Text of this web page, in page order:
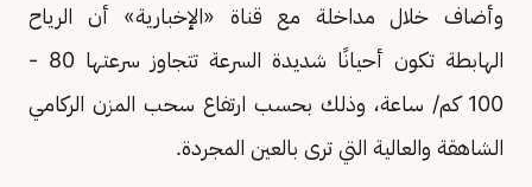
وأضاف خلال مداخلة مع قناة «الإخبارية» أن الرياح
الهابطة تكون أحيانًا شديدة السرعة تتجاوز سرعتها 80 -
100 كم/ ساعة، وذلك بحسب ارتفاع سحب المزن الركامي
الشاهقة والعالية التي ترى بالعين المجردة.